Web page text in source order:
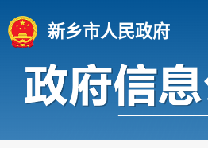
新乡市人民政府